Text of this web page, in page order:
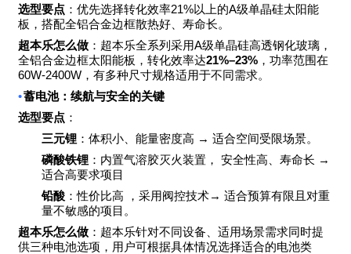
选型要点 ：优先选择转化效率21%以上的A级单晶硅太阳能
板，搭配全铝合金边框散热好、寿命长。
超本乐怎么做 ：超本乐全系列采用A级单晶硅高透钢化玻璃，
全铝合金边框太阳能板，转化效率达21%–23% ，功率范围在
60W-2400W ，有多种尺寸规格适用于不同需求。
•蓄电池：续航与安全的关键
选型要点 ：
三元锂 ：体积小、能量密度高 → 适合空间受限场景。
磷酸铁锂 ：内置气溶胶灭火装置， 安全性高、寿命长 →
适合高要求项目
铅酸 ：性价比高 ，采用阀控技术→ 适合预算有限且对重
量不敏感的项目。
超本乐怎么做 ：超本乐针对不同设备、适用场景需求同时提
供三种电池选项，用户可根据具体情况选择适合的电池类